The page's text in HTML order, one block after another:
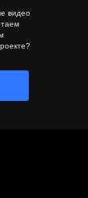
видео